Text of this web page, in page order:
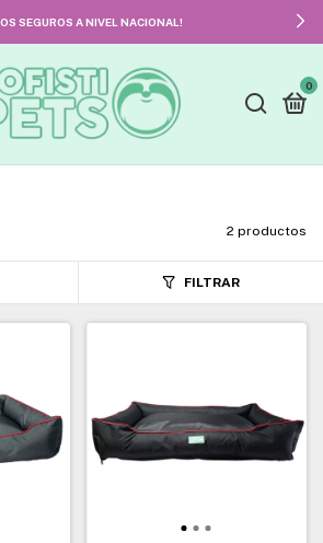
SEGUROS A NIVEL NACIONAL!
0
2 productos
FILTRAR